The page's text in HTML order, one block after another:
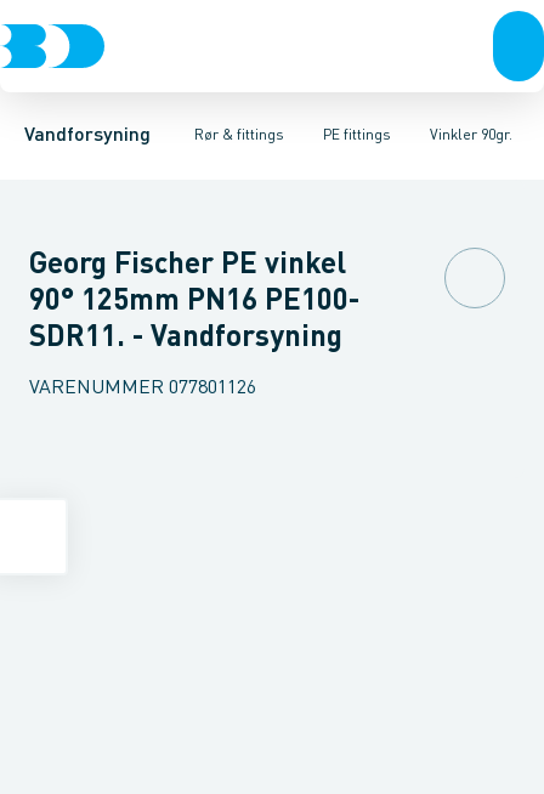
Vandforsyning Rør & fittings
Rør & fittingsKoblinger & anboringerMuffer, klemmer &
PE fittings
PE rørPE EL fittingsPE fittings Duktiljern fittingsVinkler 90gr.
Vinkler 90gr.Vinkler 60gr.Vinkler 45gr.Vinkler 30gr.Vinkler
Georg Fischer PE vinkel
90° 125mm PN16 PE100-
SDR11. - Vandforsyning
VARENUMMER 077801126